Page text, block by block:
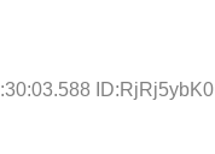
ID:RjRj5ybK0